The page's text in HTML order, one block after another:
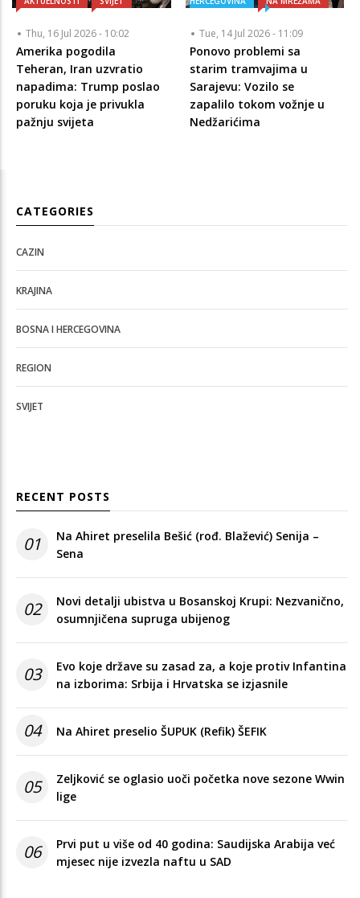
Thu, 16 Jul 2026 - 10:02
Amerika pogodila
Teheran, Iran uzvratio
napadima: Trump poslao
poruku koja je privukla
pažnju svijeta
Tue, 14 Jul 2026 - 11:09
Ponovo problemi sa
starim tramvajima u
Sarajevu: Vozilo se
zapalilo tokom vožnje u
Nedžarićima
CATEGORIES
CAZIN
KRAJINA
BOSNA I HERCEGOVINA
REGION
SVIJET
RECENT POSTS
01
Na Ahiret preselila Bešić (rođ. Blažević) Senija –
Sena
02
Novi detalji ubistva u Bosanskoj Krupi: Nezvanično,
osumnjičena supruga ubijenog
03
Evo koje države su zasad za, a koje protiv Infantina
na izborima: Srbija i Hrvatska se izjasnile
04 Na Ahiret preselio ŠUPUK (Refik) ŠEFIK
05
Zeljković se oglasio uoči početka nove sezone Wwin
lige
06
Prvi put u više od 40 godina: Saudijska Arabija već
mjesec nije izvezla naftu u SAD